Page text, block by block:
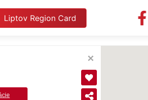
Liptov Region Card